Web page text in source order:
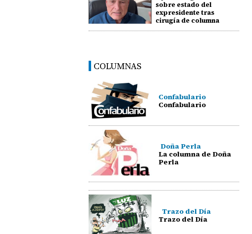
sobre estado del
expresidente tras
cirugía de columna
COLUMNAS
Confabulario
Confabulario
Doña Perla
La columna de Doña
Perla
Trazo del Día
Trazo del Día